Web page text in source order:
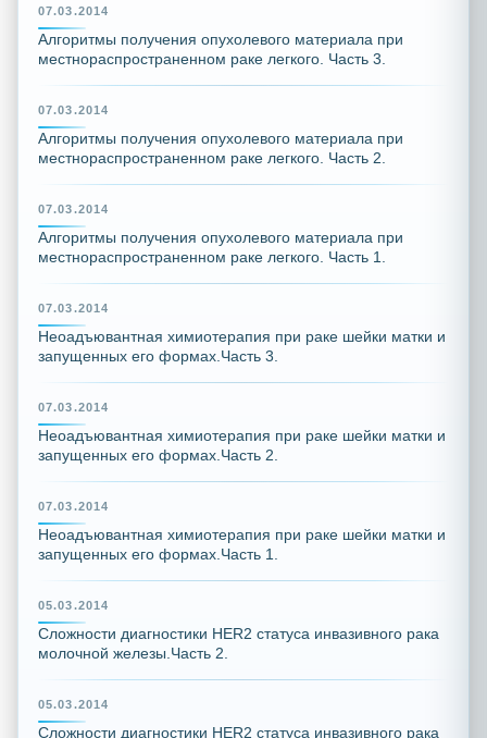
07.03.2014
Алгоритмы получения опухолевого материала при
местнораспространенном раке легкого. Часть 3.
07.03.2014
Алгоритмы получения опухолевого материала при
местнораспространенном раке легкого. Часть 2.
07.03.2014
Алгоритмы получения опухолевого материала при
местнораспространенном раке легкого. Часть 1.
07.03.2014
Неоадъювантная химиотерапия при раке шейки матки и
запущенных его формах.Часть 3.
07.03.2014
Неоадъювантная химиотерапия при раке шейки матки и
запущенных его формах.Часть 2.
07.03.2014
Неоадъювантная химиотерапия при раке шейки матки и
запущенных его формах.Часть 1.
05.03.2014
Сложности диагностики HER2 статуса инвазивного рака
молочной железы.Часть 2.
05.03.2014
Сложности диагностики HER2 статуса инвазивного рака